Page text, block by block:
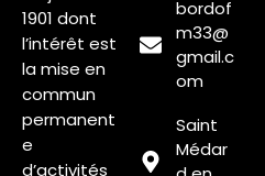
1901 dont
l’intérêt est
la mise en
commun
permanent
e
d’activités
bordof
m33@
gmail.c
om
Saint
Médar